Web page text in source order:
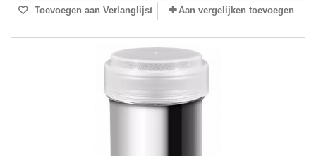
Toevoegen aan Verlanglijst Aan vergelijken toevoegen